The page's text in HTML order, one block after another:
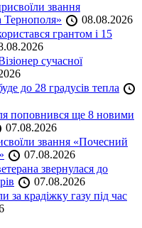
звання
Тернополя»
08.08.2026
грантом і 15
сучасної
до 28 градусів тепла
поповнився ще 8 новими
07.08.2026
звання «Почесний
07.08.2026
звернулася до
07.08.2026
за крадіжку газу під час